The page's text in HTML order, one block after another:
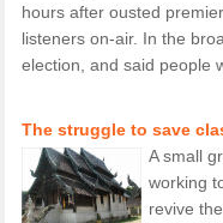
hours after ousted
listeners on-air. In the
election, and said people
The struggle to save
A small
working
revive